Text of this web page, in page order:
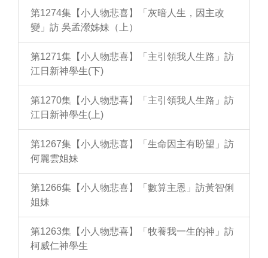
第1274集【小人物悲喜】「灰暗人生，因主改
變」訪 吳孟瀠姊妹（上）
第1271集【小人物悲喜】「主引領我人生路」訪
江日新神學生(下)
第1270集【小人物悲喜】「主引領我人生路」訪
江日新神學生(上)
第1267集【小人物悲喜】「生命因主有盼望」訪
何麗雲姐妹
第1266集【小人物悲喜】「數算主恩」訪黃智俐
姐妹
第1263集【小人物悲喜】「牧養我一生的神」訪
柯威仁神學生